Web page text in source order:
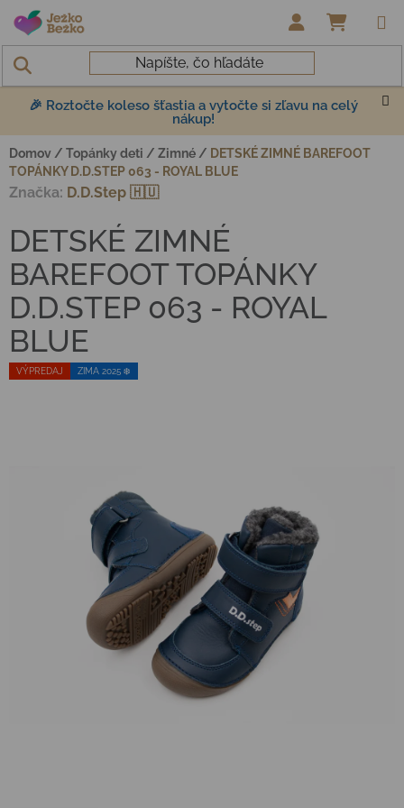
Prejsť na obsah
🎉 Roztočte koleso šťastia a vytočte si zľavu na celý
nákup!
Domov / Topánky deti / Zimné / DETSKÉ ZIMNÉ BAREFOOT
TOPÁNKY D.D.STEP 063 - ROYAL BLUE
VÝPREDAJ ZIMA 2025 ❄️
DETSKÉ ZIMNÉ
BAREFOOT TOPÁNKY
D.D.STEP 063 - ROYAL
BLUE
Značka: D.D.Step 🇭🇺